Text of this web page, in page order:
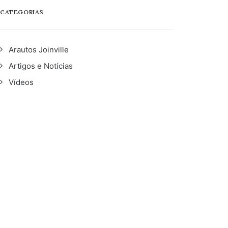
CATEGORIAS
Arautos Joinville
Artigos e Notícias
Vídeos